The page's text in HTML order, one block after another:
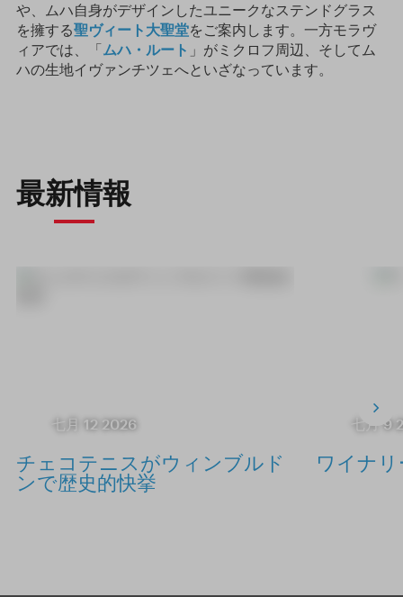
や、ムハ自身がデザインしたユニークなステンドグラス
を擁する聖ヴィート大聖堂をご案内します。一方モラヴ
ィアでは、「ムハ・ルート 」がミクロフ周辺、そしてム
ハの生地イヴァンチツェへといざなっています。
最新情報
七月 12 2026
チェコテニスがウィンブルド
ンで歴史的快挙
七月 9
ワイナ